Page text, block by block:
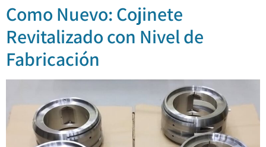
Como Nuevo: Cojinete
Revitalizado con Nivel de
Fabricación